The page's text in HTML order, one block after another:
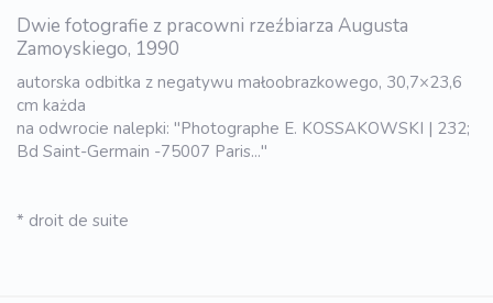
Dwie fotografie z pracowni rzeźbiarza Augusta
Zamoyskiego, 1990
autorska odbitka z negatywu małoobrazkowego, 30,7×23,6
cm każda
na odwrocie nalepki: "Photographe E. KOSSAKOWSKI | 232;
Bd Saint-Germain -75007 Paris..."
* droit de suite